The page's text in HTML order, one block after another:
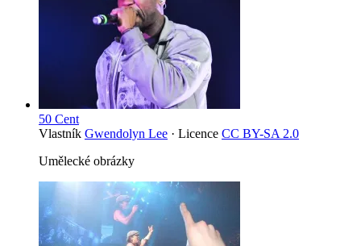
50 Cent
Vlastník Gwendolyn Lee · Licence CC BY-SA 2.0
Umělecké obrázky